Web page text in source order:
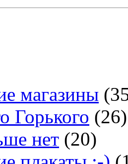
магазины
Горького (26)
нет (20)